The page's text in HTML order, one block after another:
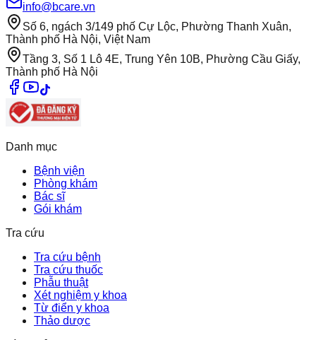
info@bcare.vn
Số 6, ngách 3/149 phố Cự Lộc, Phường Thanh Xuân,
Thành phố Hà Nội, Việt Nam
Tầng 3, Số 1 Lô 4E, Trung Yên 10B, Phường Cầu Giấy,
Thành phố Hà Nội
Danh mục
Bệnh viện
Phòng khám
Bác sĩ
Gói khám
Tra cứu
Tra cứu bệnh
Tra cứu thuốc
Phẫu thuật
Xét nghiệm y khoa
Từ điển y khoa
Thảo dược